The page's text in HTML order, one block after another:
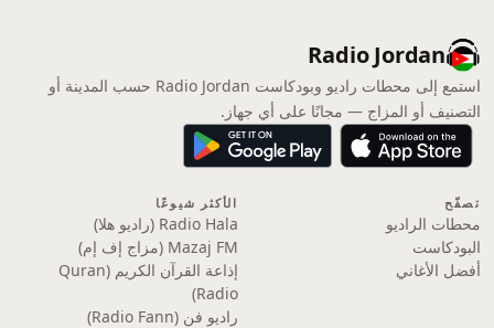
Radio Jordan
استمع إلى محطات راديو وبودكاست Radio Jordan حسب المدينة أو
التصنيف أو المزاج — مجانًا على أي جهاز.
تصفّح
محطات الراديو
البودكاست
أفضل الأغاني
الأكثر شيوعًا
Radio Hala (راديو هلا)
Mazaj FM (مزاج إف إم)
إذاعة القرآن الكريم (Quran
Radio)
راديو فن (Radio Fann)